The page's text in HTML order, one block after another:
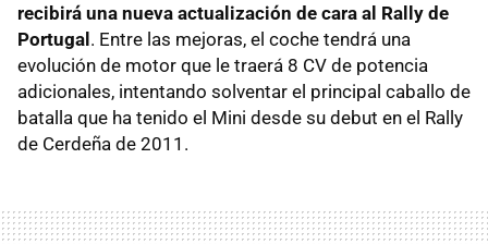
recibirá una nueva actualización de cara al Rally de
Portugal. Entre las mejoras, el coche tendrá una
evolución de motor que le traerá 8 CV de potencia
adicionales, intentando solventar el principal caballo de
batalla que ha tenido el Mini desde su debut en el Rally
de Cerdeña de 2011.